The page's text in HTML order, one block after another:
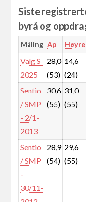
Siste
byrå og
Måling Ap Høyre
Valg S-
2025
28,0
(53)
14,6
(24)
Sentio
/ SMP
- 2/1-
2013
30,6
(55)
31,0
(55)
Sentio
/ SMP
-
30/11-
28,9
(54)
29,6
(55)